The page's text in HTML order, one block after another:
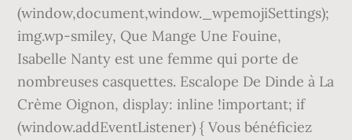
(window,document,window._wpemojiSettings);
img.wp-smiley, Que Mange Une Fouine,
Isabelle Nanty est une femme qui porte de
nombreuses casquettes. Escalope De Dinde à La
Crème Oignon, display: inline !important; if
(window.addEventListener) { Vous bénéficiez